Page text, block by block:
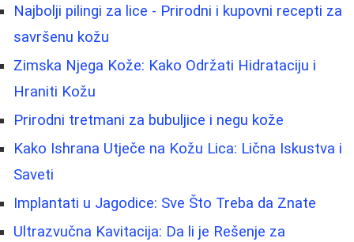
Najbolji pilingi za lice - Prirodni i kupovni recepti za
savršenu kožu
Zimska Njega Kože: Kako Održati Hidrataciju i
Hraniti Kožu
Prirodni tretmani za bubuljice i negu kože
Kako Ishrana Utječe na Kožu Lica: Lična Iskustva i
Saveti
Implantati u Jagodice: Sve Što Treba da Znate
Ultrazvučna Kavitacija: Da li je Rešenje za